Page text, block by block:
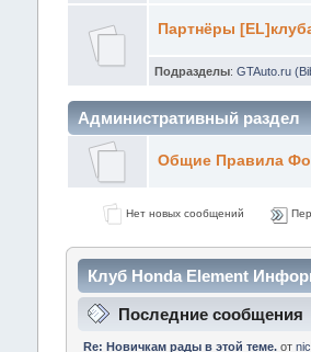
Партнёры
Подразделы: GTAuto.ru
Административный раздел
Общие Правила
Нет новых сообщений
Клуб Honda Element
Последние сообщения
Re: Новичкам рады в этой теме. от